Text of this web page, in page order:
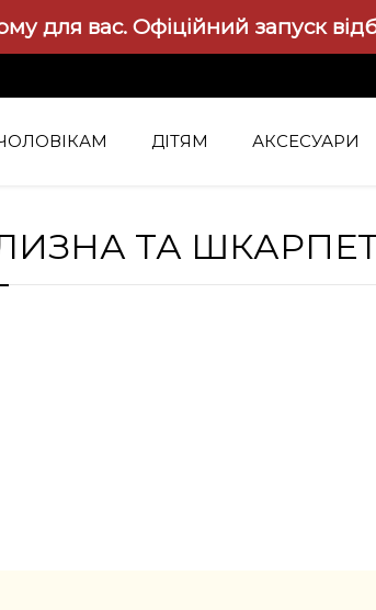
для вас. Офіційний запуск
ДІТЯМ АКСЕСУАРИ
ТА